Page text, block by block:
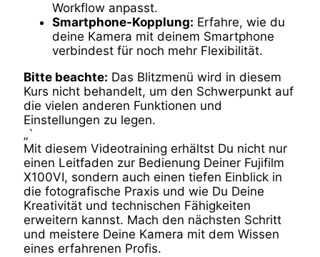
Workflow anpasst.
Smartphone-Kopplung: Erfahre, wie du
deine Kamera mit deinem Smartphone
verbindest für noch mehr Flexibilität.
Bitte beachte: Das Blitzmenü wird in diesem
Kurs nicht behandelt, um den Schwerpunkt auf
die vielen anderen Funktionen und
Einstellungen zu legen.
„`
Mit diesem Videotraining erhältst Du nicht nur
einen Leitfaden zur Bedienung Deiner Fujifilm
X100VI, sondern auch einen tiefen Einblick in
die fotografische Praxis und wie Du Deine
Kreativität und technischen Fähigkeiten
erweitern kannst. Mach den nächsten Schritt
und meistere Deine Kamera mit dem Wissen
eines erfahrenen Profis.